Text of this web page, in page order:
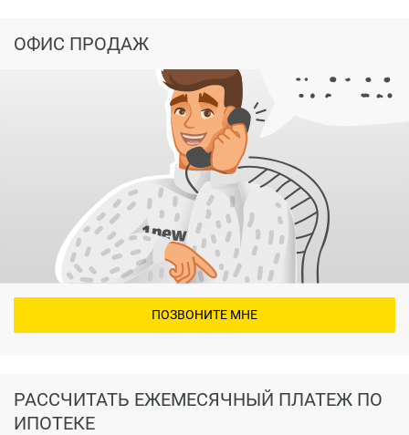
РАССЧИТАТЬ ЕЖЕМЕСЯЧНЫЙ ПЛАТЕЖ ПО
ИПОТЕКЕ
ОФИС ПРОДАЖ
ПОЗВОНИТЕ МНЕ